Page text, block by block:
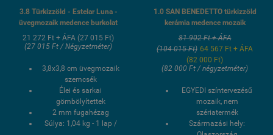
3.8 Türkizzöld - Estelar Luna -
üvegmozaik medence burkolat
21 272 Ft + ÁFA (27 015 Ft)
(27 015 Ft / Négyzetméter)
3,8x3,8 cm üvegmozaik
szemcsék
Élei és sarkai
gömbölyítettek
2 mm fugahézag
Súlya: 1,04 kg - 1 lap /
1.0 SAN BENEDETTO türkizzöld
kerámia medence mozaik
81 902 Ft + ÁFA
(104 015 Ft) 64 567 Ft + ÁFA
(82 000 Ft)
(82 000 Ft / négyzetméter)
EGYEDI színtervezésű
mozaik, nem
szériatermék
Származási hely: